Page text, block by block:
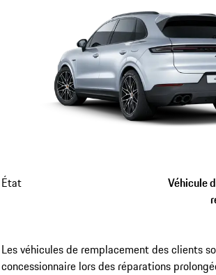
État
Véhicule
Les véhicules de remplacement des clients
concessionnaire lors des réparations